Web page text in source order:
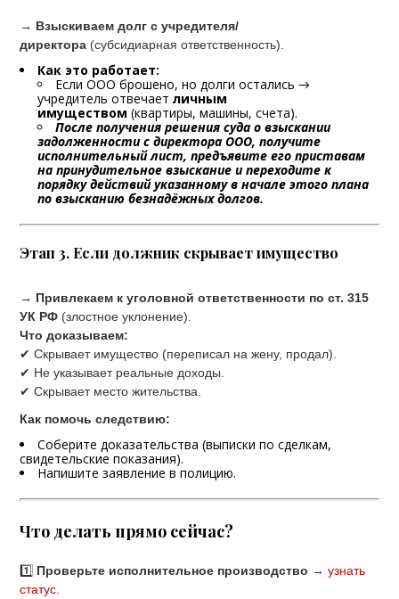
→ Взыскиваем долг с учредителя/
директора (субсидиарная ответственность).
Как это работает:
Если ООО брошено, но долги остались →
учредитель отвечаетличным
имуществом (квартиры, машины, счета).
После получения решения суда о взыскании
задолженности с директора ООО, получите
исполнительный лист, предъявите его приставам
на принудительное взыскание и переходите к
порядку действий указанному в начале этого плана
по взысканию безнадёжных долгов.
Этап 3. Если должник скрывает имущество
→ Привлекаем к уголовной ответственности по ст. 315
УК РФ (злостное уклонение).
Что доказываем:
✔ Скрывает имущество (переписал на жену, продал).
✔ Не указывает реальные доходы.
✔ Скрывает место жительства.
Как помочь следствию:
Соберите доказательства (выписки по сделкам,
свидетельские показания).
Напишите заявление в полицию.
Что делать прямо сейчас?
1️⃣ Проверьте исполнительное производство → узнать
статус